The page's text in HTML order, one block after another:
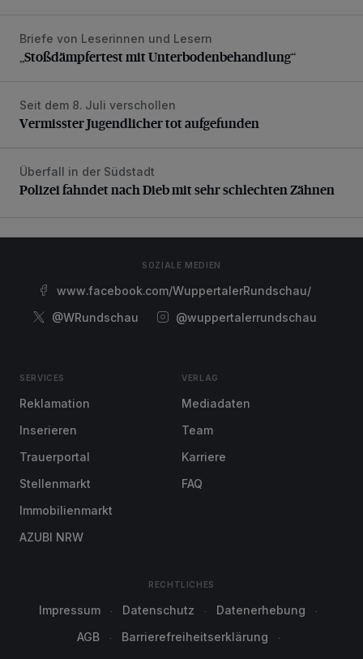
„Stoßdämpfertest mit Unterbodenbehandlung“
Briefe von Leserinnen und Lesern
„Stoßdämpfertest mit Unterbodenbehandlung“
Vermisster Jugendlicher tot aufgefunden
Seit dem 8. Juli verschollen
Vermisster Jugendlicher tot aufgefunden
Polizei fahndet nach Dieb mit sehr schlechten Zähnen
Überfall in der Südstadt
Polizei fahndet nach Dieb mit sehr schlechten Zähnen
SOZIALE MEDIEN
www.facebook.com/WuppertalerRundschau/
@WRundschau
@wuppertalerrundschau
SERVICES
Reklamation
Inserieren
Trauerportal
Stellenmarkt
Immobilienmarkt
AZUBI NRW
VERLAG
Mediadaten
Team
Karriere
FAQ
RECHTLICHES
Impressum Datenschutz
Datenerhebung
AGB
Barrierefreiheitserklärung